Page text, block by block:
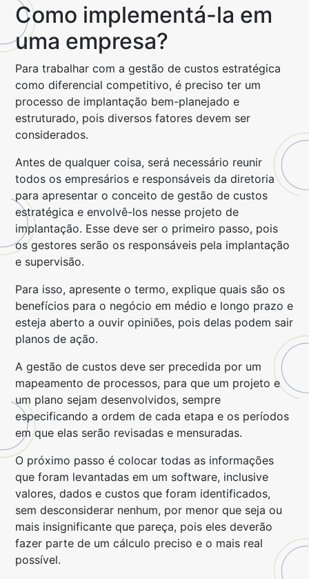
Como implementá-la em
uma empresa?
Para trabalhar com a gestão de custos estratégica
como diferencial competitivo, é preciso ter um
processo de implantação bem-planejado e
estruturado, pois diversos fatores devem ser
considerados.
Antes de qualquer coisa, será necessário reunir
todos os empresários e responsáveis da diretoria
para apresentar o conceito de gestão de custos
estratégica e envolvê-los nesse projeto de
implantação. Esse deve ser o primeiro passo, pois
os gestores serão os responsáveis pela implantação
e supervisão.
Para isso, apresente o termo, explique quais são os
benefícios para o negócio em médio e longo prazo e
esteja aberto a ouvir opiniões, pois delas podem sair
planos de ação.
A gestão de custos deve ser precedida por um
mapeamento de processos, para que um projeto e
um plano sejam desenvolvidos, sempre
especificando a ordem de cada etapa e os períodos
em que elas serão revisadas e mensuradas.
O próximo passo é colocar todas as informações
que foram levantadas em um software, inclusive
valores, dados e custos que foram identificados,
sem desconsiderar nenhum, por menor que seja ou
mais insignificante que pareça, pois eles deverão
fazer parte de um cálculo preciso e o mais real
possível.